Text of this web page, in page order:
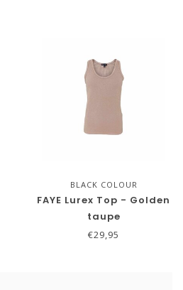
BLACK COLOUR
FAYE Lurex Top - Golden
taupe
€29,95